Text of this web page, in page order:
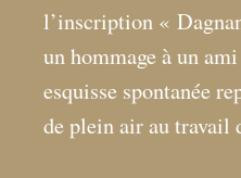
l’inscription «
un hommage à un
esquisse spontanée
de plein air au travail